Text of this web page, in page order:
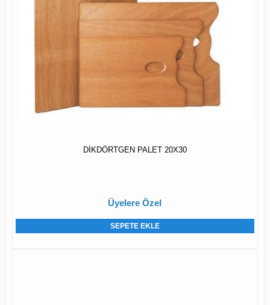
DİKDÖRTGEN PALET 20X30
Üyelere Özel
SEPETE EKLE